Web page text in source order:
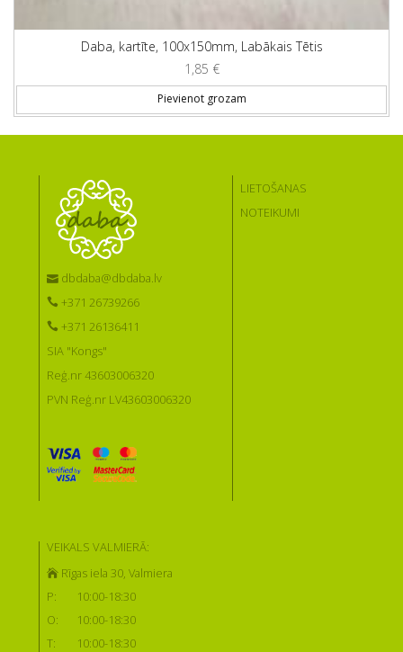
Daba, kartīte, 100x150mm, Labākais Tētis
1,85 €
Pievienot grozam
dbdaba@dbdaba.lv
+371 26739266
+371 26136411
SIA "Kongs"
Reģ.nr 43603006320
PVN Reģ.nr LV43603006320
LIETOŠANAS
NOTEIKUMI
VEIKALS VALMIERĀ:
Rīgas iela 30, Valmiera
P:
10:00-18:30
O:
10:00-18:30
T:
10:00-18:30